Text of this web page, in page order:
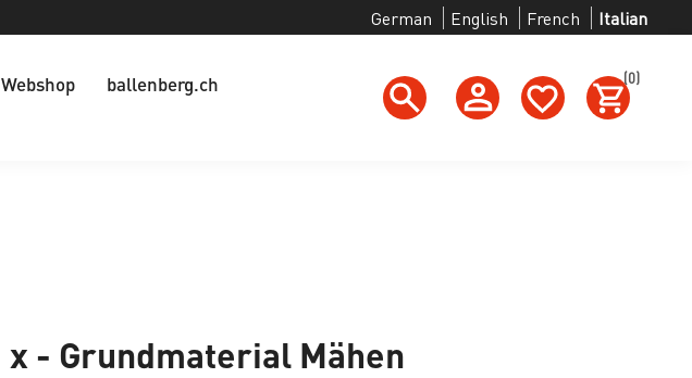
German English French Italian
Webshop
ballenberg.ch
(0)
x - Grundmaterial Mähen